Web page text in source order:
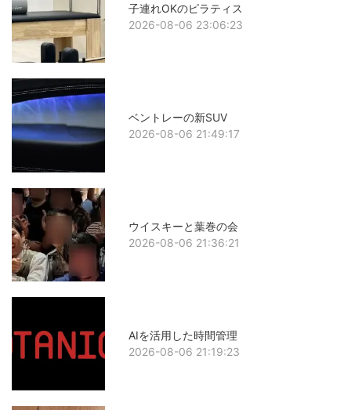
子連れOKのピラティス
2026-08-06 23:06:23
ベントレーの新SUV
2026-08-06 21:49:17
ウイスキーと葉巻の会
2026-08-06 21:36:21
AIを活用した時間管理
2026-08-06 21:19:23